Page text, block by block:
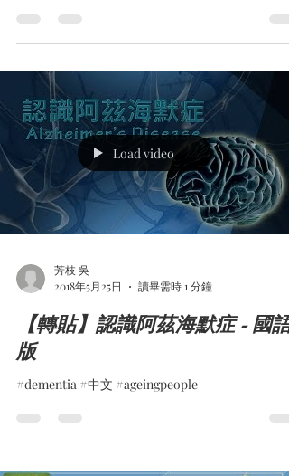
Load video
芳枝 吳
2018年5月25日
讀畢需時 1 分鐘
【轉貼】認識阿茲海默症 - 國語
版
#dementia #中文 #ageingpeople